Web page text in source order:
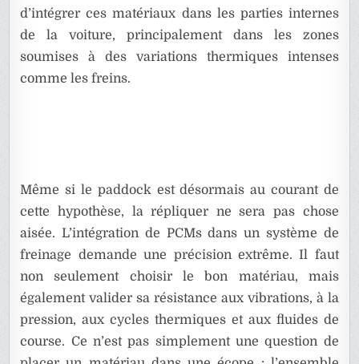
d’intégrer ces matériaux dans les parties internes
de la voiture, principalement dans les zones
soumises à des variations thermiques intenses
comme les freins.
Même si le paddock est désormais au courant de
cette hypothèse, la répliquer ne sera pas chose
aisée. L’intégration de PCMs dans un système de
freinage demande une précision extrême. Il faut
non seulement choisir le bon matériau, mais
également valider sa résistance aux vibrations, à la
pression, aux cycles thermiques et aux fluides de
course. Ce n’est pas simplement une question de